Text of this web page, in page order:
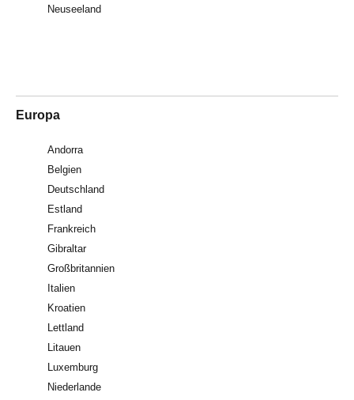
Neuseeland
Europa
Andorra
Belgien
Deutschland
Estland
Frankreich
Gibraltar
Großbritannien
Italien
Kroatien
Lettland
Litauen
Luxemburg
Niederlande